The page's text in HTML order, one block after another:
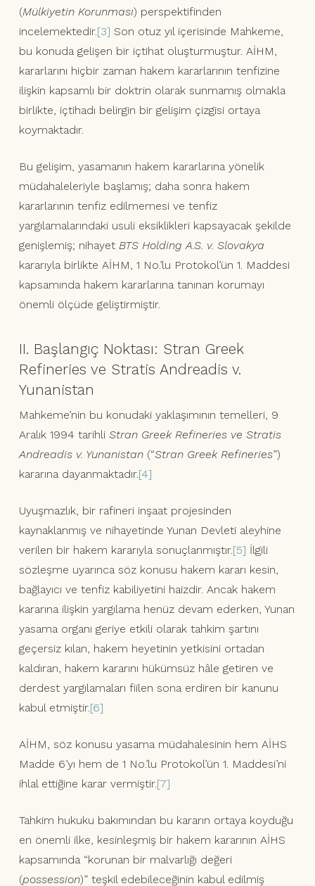
(Mülkiyetin Korunması) perspektifinden
incelemektedir.[3] Son otuz yıl içerisinde Mahkeme,
bu konuda gelişen bir içtihat oluşturmuştur. AİHM,
kararlarını hiçbir zaman hakem kararlarının tenfizine
ilişkin kapsamlı bir doktrin olarak sunmamış olmakla
birlikte, içtihadı belirgin bir gelişim çizgisi ortaya
koymaktadır.
Bu gelişim, yasamanın hakem kararlarına yönelik
müdahaleleriyle başlamış; daha sonra hakem
kararlarının tenfiz edilmemesi ve tenfiz
yargılamalarındaki usuli eksiklikleri kapsayacak şekilde
genişlemiş; nihayet BTS Holding A.S. v. Slovakya
kararıyla birlikte AİHM, 1 No.’lu Protokol’ün 1. Maddesi
kapsamında hakem kararlarına tanınan korumayı
önemli ölçüde geliştirmiştir.
II. Başlangıç Noktası: Stran Greek
Refineries ve Stratis Andreadis v.
Yunanistan
Mahkeme’nin bu konudaki yaklaşımının temelleri, 9
Aralık 1994 tarihli Stran Greek Refineries ve Stratis
Andreadis v. Yunanistan(“Stran Greek Refineries”)
kararına dayanmaktadır.[4]
Uyuşmazlık, bir rafineri inşaat projesinden
kaynaklanmış ve nihayetinde Yunan Devleti aleyhine
verilen bir hakem kararıyla sonuçlanmıştır.[5] İlgili
sözleşme uyarınca söz konusu hakem kararı kesin,
bağlayıcı ve tenfiz kabiliyetini haizdir. Ancak hakem
kararına ilişkin yargılama henüz devam ederken, Yunan
yasama organı geriye etkili olarak tahkim şartını
geçersiz kılan, hakem heyetinin yetkisini ortadan
kaldıran, hakem kararını hükümsüz hâle getiren ve
derdest yargılamaları fiilen sona erdiren bir kanunu
kabul etmiştir.[6]
AİHM, söz konusu yasama müdahalesinin hem AİHS
Madde 6’yı hem de 1 No.’lu Protokol’ün 1. Maddesi’ni
ihlal ettiğine karar vermiştir.[7]
Tahkim hukuku bakımından bu kararın ortaya koyduğu
en önemli ilke, kesinleşmiş bir hakem kararının AİHS
kapsamında “korunan bir malvarlığı değeri
(possession)” teşkil edebileceğinin kabul edilmiş